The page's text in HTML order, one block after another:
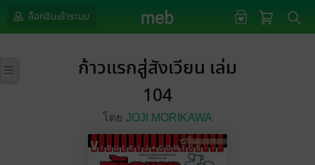
ล็อกอินเข้าระบบ
ก้าวแรกสู่สังเวียน เล่ม
104
โดย JOJI MORIKAWA